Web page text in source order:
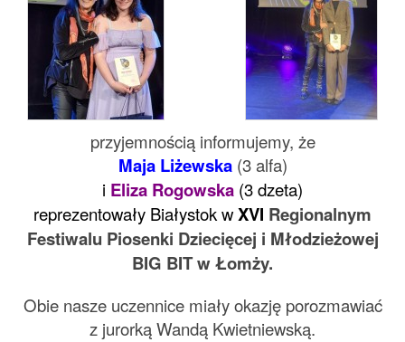
przyjemnością informujemy, że
Maja Liżewska (3 alfa)
i Eliza Rogowska (3 dzeta)
reprezentowały BiałystokwXVI Regionalnym
Festiwalu Piosenki Dziecięcej i Młodzieżowej
BIG BIT w Łomży.
Obie nasze uczennice miały okazję porozmawiać
z jurorką Wandą Kwietniewską.